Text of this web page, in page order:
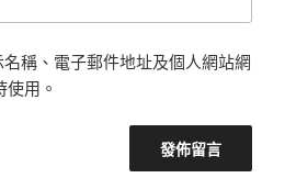
稱、電子郵件地址及個人網站網
用。